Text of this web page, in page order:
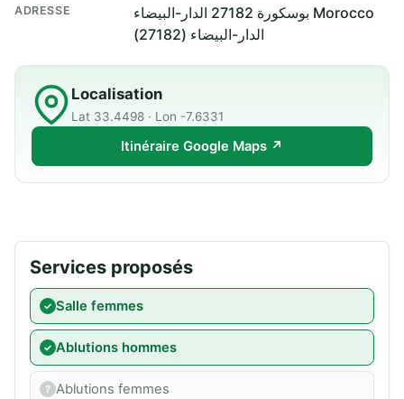
ADRESSE
بوسكورة 27182 الدار-البيضاء Morocco
الدار-البيضاء (27182)
Localisation
Lat 33.4498 · Lon -7.6331
Itinéraire Google Maps ↗
Services proposés
Salle femmes
Ablutions hommes
Ablutions femmes